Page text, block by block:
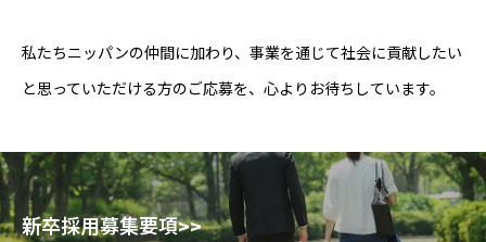
私たちニッパンの仲間に加わり、事業を通じて社会に貢献したい
と思っていただける方のご応募を、心よりお待ちしています。
新卒採用募集要項>>